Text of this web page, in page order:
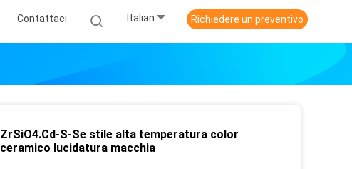
Contattaci Italian Richiedere un preventivo
ZrSiO4.Cd-S-Se stile alta temperatura color
ceramico lucidatura macchia